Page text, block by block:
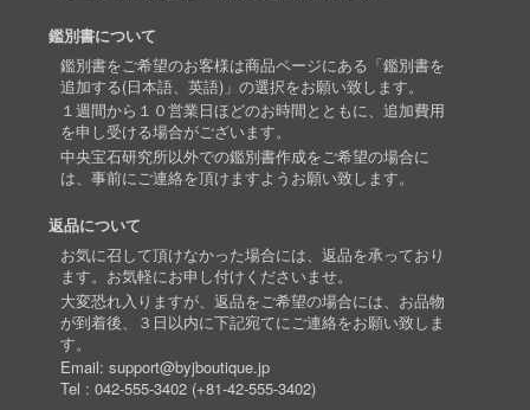
鑑別書について
鑑別書をご希望のお客様は商品ページにある「鑑別書を
追加する(日本語、英語)」の選択をお願い致します。
１週間から１０営業日ほどのお時間とともに、追加費用
を申し受ける場合がございます。
中央宝石研究所以外での鑑別書作成をご希望の場合に
は、事前にご連絡を頂けますようお願い致します。
返品について
お気に召して頂けなかった場合には、返品を承っており
ます。お気軽にお申し付けくださいませ。
大変恐れ入りますが、返品をご希望の場合には、お品物
が到着後、３日以内に下記宛てにご連絡をお願い致しま
す。
Email: support@byjboutique.jp
Tel : 042-555-3402(+81-42-555-3402)